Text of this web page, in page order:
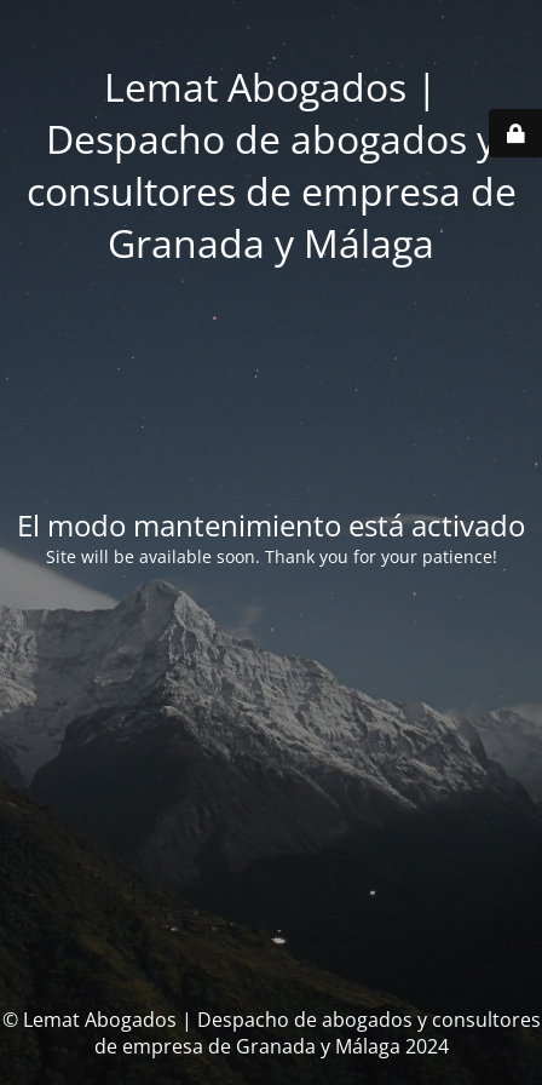
Lemat Abogados |
Despacho de abogados y
consultores de empresa de
Granada y Málaga
El modo mantenimiento está activado
Site will be available soon. Thank you for your patience!
© Lemat Abogados | Despacho de abogados y consultores
de empresa de Granada y Málaga 2024